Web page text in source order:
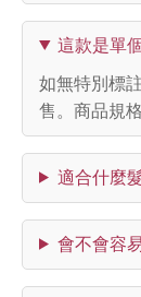
這款是單
如無特別標
售。商品規
適合什麼
會不會容